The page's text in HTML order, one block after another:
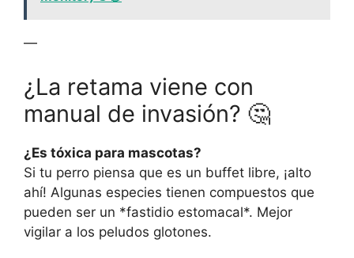
—
¿La retama viene con
manual de invasión? 🤔
¿Es tóxica para mascotas?
Si tu perro piensa que es un buffet libre, ¡alto
ahí! Algunas especies tienen compuestos que
pueden ser un *fastidio estomacal*. Mejor
vigilar a los peludos glotones.